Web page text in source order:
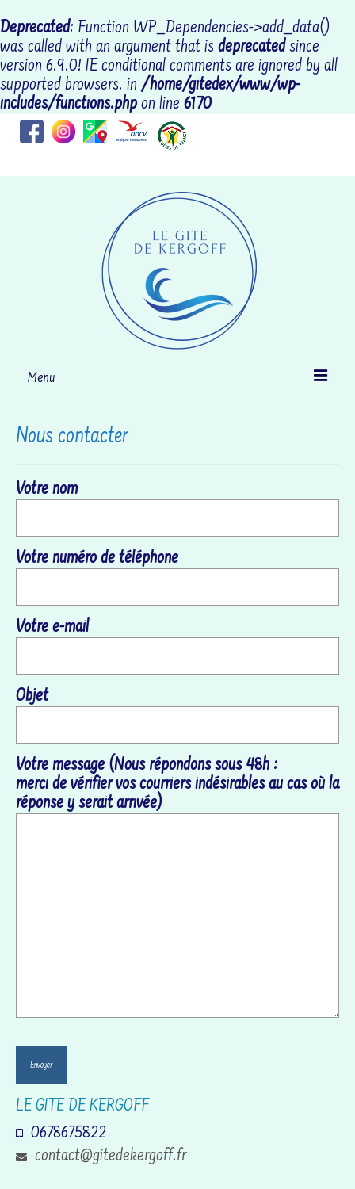
Deprecated: Function WP_Dependencies->add_data()
was called with an argument that is deprecatedsince
version 6.9.0! IE conditional comments are ignored by all
supported browsers. in/home/gitedex/www/wp-
includes/functions.php on line 6170
Menu
Découvrir Loctudy
… et ses environs
Activités
Tarifs et disponibilités
Nous contacter
Actualités
Nous contacter
Votre nom
Votre numéro de téléphone
Votre e-mail
Objet
Votre message (Nous répondons sous 48h :
merci de vérifier vos courriers indésirables au cas où la
réponse y serait arrivée)
LE GITE DE KERGOFF
0678675822
contact@gitedekergoff.fr